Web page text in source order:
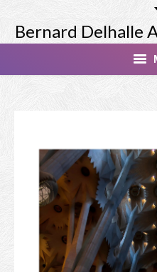
Bernard Delhalle
Tirage Finart
Tirage
Studio
Les Modèles